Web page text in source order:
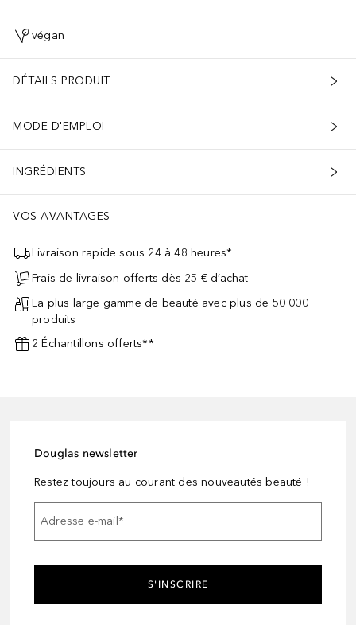
végan
DÉTAILS PRODUIT
MODE D'EMPLOI
INGRÉDIENTS
VOS AVANTAGES
Livraison rapide sous 24 à 48 heures*
Frais de livraison offerts dès 25 € d’achat
La plus large gamme de beauté avec plus de 50 000
produits
2 Échantillons offerts**
Douglas newsletter
Restez toujours au courant des nouveautés beauté !
Adresse e-mail*
S'INSCRIRE